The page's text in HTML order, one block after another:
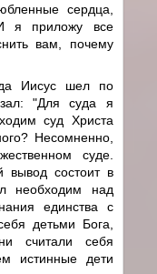
сердца,
я приложу все
вам, почему
Иисус шел по
"Для суда я
суд Христа
Несомненно,
суде.
вывод состоит в
необходим над
единства с
детьми Бога,
считали себя
истинные дети